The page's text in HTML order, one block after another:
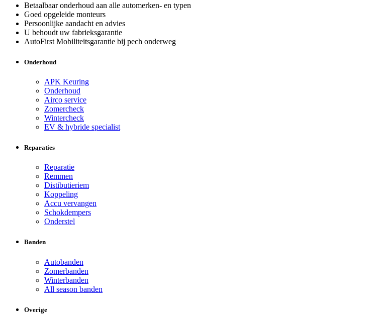
Betaalbaar onderhoud aan alle automerken- en typen
Goed opgeleide monteurs
Persoonlijke aandacht en advies
U behoudt uw fabrieksgarantie
AutoFirst Mobiliteitsgarantie bij pech onderweg
Onderhoud
APK Keuring
Onderhoud
Airco service
Zomercheck
Wintercheck
EV & hybride specialist
Reparaties
Reparatie
Remmen
Distibutieriem
Koppeling
Accu vervangen
Schokdempers
Onderstel
Banden
Autobanden
Zomerbanden
Winterbanden
All season banden
Overige